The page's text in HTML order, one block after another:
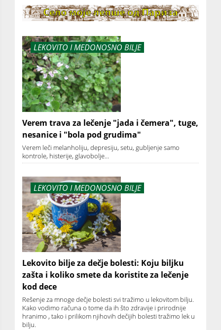
LEKOVITO I MEDONOSNO BILJE
Verem trava za lečenje "jada i čemera", tuge,
nesanice i "bola pod grudima"
Verem leči melanholiju, depresiju, setu, gubljenje samo
kontrole, histerije, glavobolje...
LEKOVITO I MEDONOSNO BILJE
Lekovito bilje za dečje bolesti: Koju biljku
zašta i koliko smete da koristite za lečenje
kod dece
Rešenje za mnoge dečje bolesti svi tražimo u lekovitom bilju.
Kako vodimo računa o tome da ih što zdravije i prirodnije
hranimo , tako i prilikom njihovih dečijih bolesti tražimo lek u
bilju.